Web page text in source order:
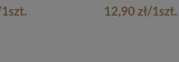
1szt. 12,90 zł/1szt.